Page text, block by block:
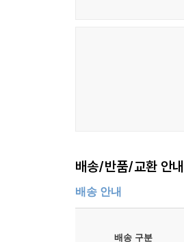
배송/반품/교환 안내
배송 안내
배송 구분